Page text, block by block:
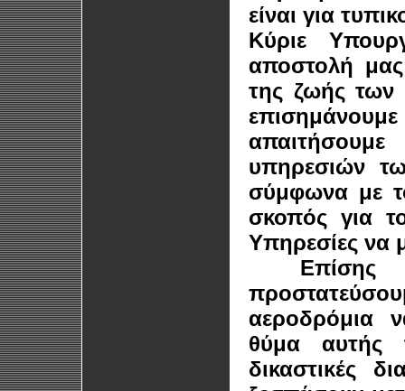
είναι για
Κύριε
αποστολή
της ζωής των
υπηρεσιών
σύμφωνα με
σκοπός για
Υπηρεσίες να
Επίσης
αεροδρόμια
θύμα αυτής
δικαστικές